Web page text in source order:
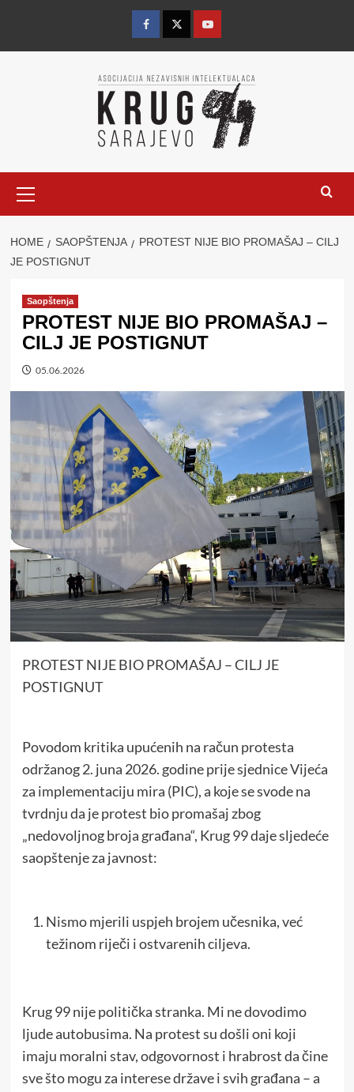
content
FacebookTwitterYouTube
Menu
HOME SAOPŠTENJA
PROTEST NIJE BIO PROMAŠAJ – CILJ
JE POSTIGNUT
Saopštenja
PROTEST NIJE BIO PROMAŠAJ –
CILJ JE POSTIGNUT
05.06.2026
PROTEST NIJE BIO PROMAŠAJ – CILJ JE
POSTIGNUT
Povodom kritika upućenih na račun protesta
održanog 2. juna 2026. godine prije sjednice Vijeća
za implementaciju mira (PIC), a koje se svode na
tvrdnju da je protest bio promašaj zbog
„nedovoljnog broja građana“, Krug 99 daje sljedeće
saopštenje za javnost:
Nismo mjerili uspjeh brojem učesnika, već
težinom riječi i ostvarenih ciljeva.
Krug 99 nije politička stranka. Mi ne dovodimo
ljude autobusima. Na protest su došli oni koji
imaju moralni stav, odgovornost i hrabrost da čine
sve što mogu za interese države i svih građana – a